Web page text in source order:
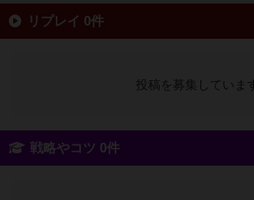
リプレイ 0件
投稿を募集しています
戦略やコツ 0件